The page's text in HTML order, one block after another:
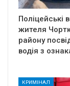
Поліцейські
жителя
району
водія з
КРИМІНАЛ